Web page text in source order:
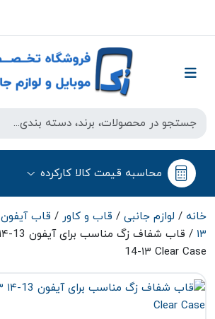
محاسبه قیمت کالا کارکرده
خانه / لوازم جانبی / قاب و کاور / قاب آیفون
۱۳
14-۱۳ Clear Case